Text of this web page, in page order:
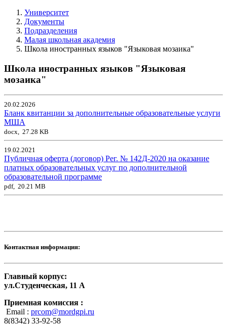
Университет
Документы
Подразделения
Малая школьная академия
Школа иностранных языков "Языковая мозаика"
Школа иностранных языков "Языковая
мозаика"
20.02.2026
Бланк квитанции за дополнительные образовательные услуги
МША
docx, 27.28 KB
19.02.2021
Публичная оферта (договор) Рег. № 142Д-2020 на оказание
платных образовательных услуг по дополнительной
образовательной программе
pdf, 20.21 MB
Контактная информация:
Главный корпус:
ул.Студенческая, 11 А
Приемная комиссия :
Email : prcom@mordgpi.ru
8(8342) 33-92-58